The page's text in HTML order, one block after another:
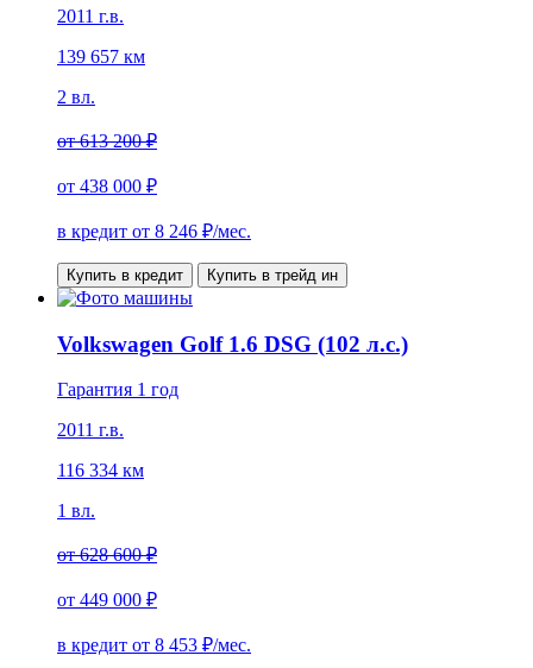
2011 г.в.
139 657 км
2 вл.
от613 200 ₽
от 438 000 ₽
в кредит от 8 246 ₽/мес.
Купить в кредит Купить в трейд ин
Volkswagen Golf 1.6 DSG (102 л.с.)
Гарантия 1 год
2011 г.в.
116 334 км
1 вл.
от628 600 ₽
от 449 000 ₽
в кредит от 8 453 ₽/мес.